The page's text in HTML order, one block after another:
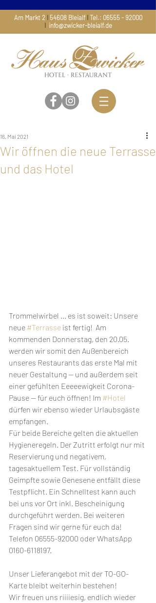
Am Markt 2 I54608 BleialfI Tel.: 06555 - 92000
I info@zwicker-bleialf.de
Wir öffnen die neue Terrasse
und das Hotel
16. Mai 2021
Trommelwirbel ... es ist soweit: Unsere
neue #Terrasse ist fertig!  Am
kommenden Donnerstag, den 20.05.
werden wir somit den Außenbereich
unseres Restaurants das erste Mal mit
neuer Gestaltung — und außerdem seit
einer gefühlten Eeeeewigkeit Corona-
Pause — für euch öffnen! Im #Hotel
dürfen wir ebenso wieder Urlaubsgäste
empfangen.
Für beide Bereiche gelten die aktuellen
Hygieneregeln. Der Zutritt erfolgt nur mit
Reservierung und negativem,
tagesaktuellem Test. Für vollständig
Geimpfte sowie Genesene entfällt diese
Testpflicht. Ein Schnelltest kann auch
bei uns vor Ort inkl. Bescheinigung
durchgeführt werden. Bei weiteren
Fragen sind wir gerne für euch da!
Telefon 06555-92000 oder WhatsApp
0160-6118197.
Unser Lieferangebot mit der TO-GO-
Karte bleibt weiterhin bestehen!
Wir freuen uns riiiiesig, endlich wieder